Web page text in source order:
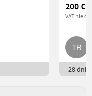
200 €
VAT nie
28 dni